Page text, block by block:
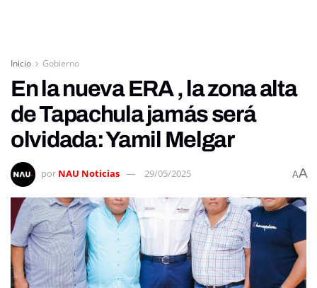
Inicio Gobierno
En la nueva ERA , la zona alta
de Tapachula jamás será
olvidada: Yamil Melgar
por NAU Noticias 29/05/2025 AA